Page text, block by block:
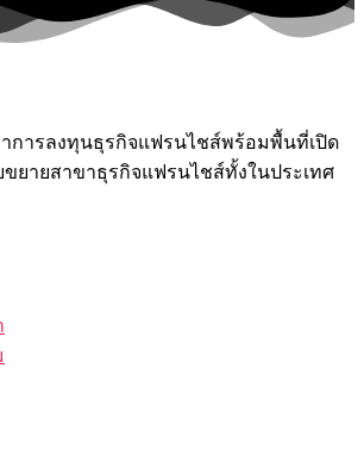
การลงทุนธุรกิจแฟรนไชส์พร้อมพื้นที่เปิด
ยายสาขาธุรกิจแฟรนไชส์ทั้งในประเทศ